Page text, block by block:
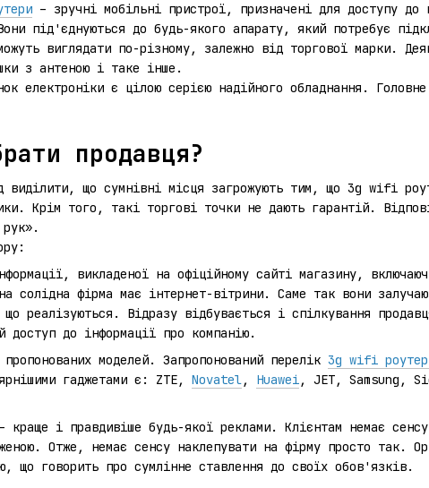
– зручні мобільні пристрої, призначені для доступу до
під'єднуються до будь-якого апарату, який потребує
виглядати по-різному, залежно від торгової марки.
з антеною і таке інше.
електроніки є цілою серією надійного обладнання.
продавця?
виділити, що сумнівні місця загрожують тим, що 3g wifi
Крім того, такі торгові точки не дають гарантій.
викладеної на офіційному сайті магазину,
солідна фірма має інтернет-вітрини. Саме так вони
реалізуються. Відразу відбувається і спілкування
доступ до інформації про компанію.
пропонованих моделей. Запропонований перелік 3g wifi
гаджетами є: ZTE, Novatel, Huawei, JET, Samsung,
краще і правдивіше будь-якої реклами. Клієнтам немає
Отже, немає сенсу наклепувати на фірму просто так.
що говорить про сумлінне ставлення до своїх обов'язків.